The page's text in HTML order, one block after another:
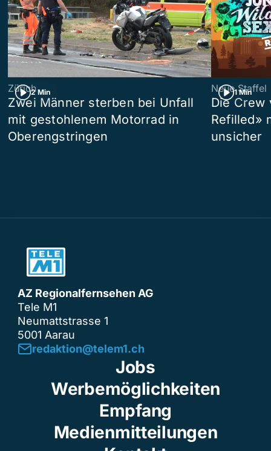
2 Min
Zürich
Zwei Männer sterben bei Unfall
mit gestohlenem Motorrad in
Oberengstringen
1 Min
Neue Staffel
Die Crew
Refilled»
unsicher
AZ Regionalfernsehen AG
Tele M1
Neumattstrasse 1
5001 Aarau
redaktion@telem1.ch
Jobs
Werbemöglichkeiten
Empfang
Medienmitteilungen